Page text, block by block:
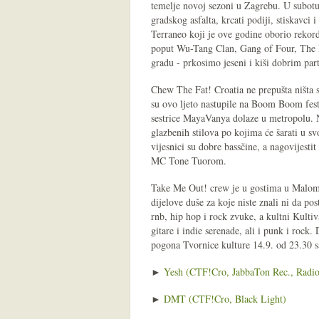
temelje novoj sezoni u Zagrebu. U
gradskog asfalta, krcati podiji, stiskavci
Terraneo koji je ove godine oborio
poput Wu-Tang Clan, Gang of Four,
gradu - prkosimo jeseni i kiši dobrim
Chew The Fat! Croatia ne prepušta
su ovo ljeto nastupile na Boom Boom
sestrice MayaVanya dolaze u
glazbenih stilova po kojima će šarati u
vijesnici su dobre bassčine, a
MC Tone Tuorom.
Take Me Out! crew je u gostima u
dijelove duše za koje niste znali ni da
rnb, hip hop i rock zvuke, a kultni
gitare i indie serenade, ali i punk i rock.
pogona Tvornice kulture 14.9. od 23.30
► Yesh (CTF!Cro, JabbaTon Rec.,
► DMT (CTF!Cro, Black Light)